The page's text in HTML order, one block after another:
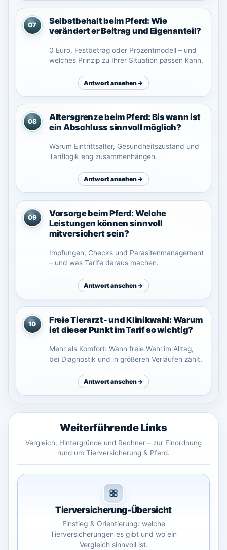
07
Selbstbehalt beim Pferd: Wie
verändert er Beitrag und Eigenanteil?
0 Euro, Festbetrag oder Prozentmodell – und
welches Prinzip zu Ihrer Situation passen kann.
Antwort ansehen →
08
Altersgrenze beim Pferd: Bis wann ist
ein Abschluss sinnvoll möglich?
Warum Eintrittsalter, Gesundheitszustand und
Tariflogik eng zusammenhängen.
Antwort ansehen →
09
Vorsorge beim Pferd: Welche
Leistungen können sinnvoll
mitversichert sein?
Impfungen, Checks und Parasitenmanagement
– und was Tarife daraus machen.
Antwort ansehen →
10
Freie Tierarzt- und Klinikwahl: Warum
ist dieser Punkt im Tarif so wichtig?
Mehr als Komfort: Wann freie Wahl im Alltag,
bei Diagnostik und in größeren Verläufen zählt.
Antwort ansehen →
Weiterführende Links
Vergleich, Hintergründe und Rechner – zur Einordnung
rund um Tierversicherung & Pferd.
Tierversicherung-Übersicht
Einstieg & Orientierung: welche
Tierversicherungen es gibt und wo ein
Vergleich sinnvoll ist.